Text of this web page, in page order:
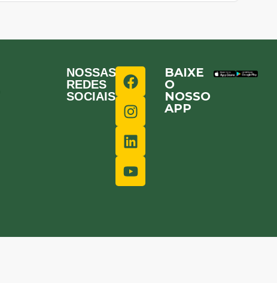
NOSSAS
REDES
SOCIAIS
BAIXE
O
NOSSO
APP